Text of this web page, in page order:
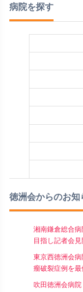
病院を探す
徳洲会からのお知
湘南鎌倉総合
目指し記者会見
東京西徳洲会病
瘤破裂症例を
吹田徳洲会病